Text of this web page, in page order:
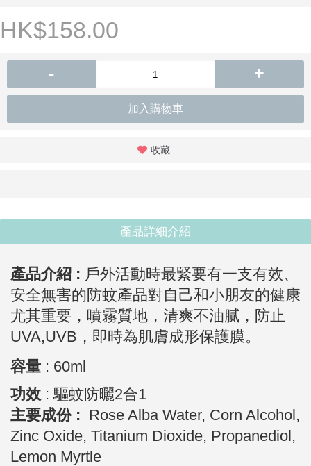
HK$158.00
- +
加入購物車
收藏
產品詳細介紹
產品介紹 : 戶外活動時最緊要有一支有效、
安全無害的防蚊產品對自己和小朋友的健康
尤其重要，噴霧質地，清爽不油膩， 防止
UVA,UVB， 即時為肌膚成形保護膜。
容量 : 60ml
功效 :驅蚊防曬2合1
主要成份 : Rose Alba Water, Corn Alcohol,
Zinc Oxide, Titanium Dioxide, Propanediol,
Lemon Myrtle